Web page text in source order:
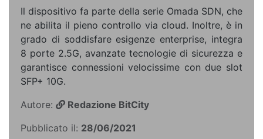
Il dispositivo fa parte della serie Omada SDN, che
ne abilita il pieno controllo via cloud. Inoltre, è in
grado di soddisfare esigenze enterprise, integra
8 porte 2.5G, avanzate tecnologie di sicurezza e
garantisce connessioni velocissime con due slot
SFP+ 10G.
Autore:
Redazione BitCity
Pubblicato il: 28/06/2021